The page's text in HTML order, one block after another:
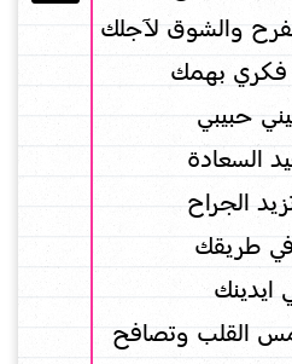
والشوق لآجلك
فكري بهمك
حبيبي
السعادة
الجراح
طريقك
ايدينك
القلب وتصافح